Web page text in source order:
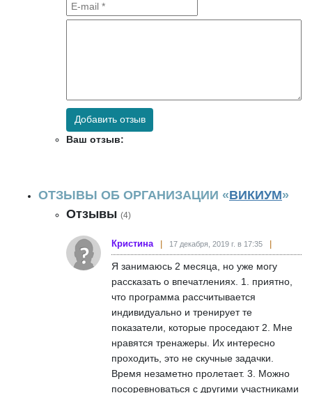
Добавить отзыв
Ваш отзыв:
ОТЗЫВЫ ОБ ОРГАНИЗАЦИИ «ВИКИУМ»
Отзывы (4)
Кристина 17 декабря, 2019 г. в 17:35
Я занимаюсь 2 месяца, но уже могу
рассказать о впечатлениях. 1. приятно,
что программа рассчитывается
индивидуально и тренирует те
показатели, которые проседают 2. Мне
нравятся тренажеры. Их интересно
проходить, это не скучные задачки.
Время незаметно пролетает. 3. Можно
посоревноваться с другими участниками